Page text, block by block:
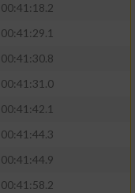
00:41:18.2
00:41:29.1
00:41:30.8
00:41:31.0
00:41:42.1
00:41:44.3
00:41:44.9
00:41:58.2